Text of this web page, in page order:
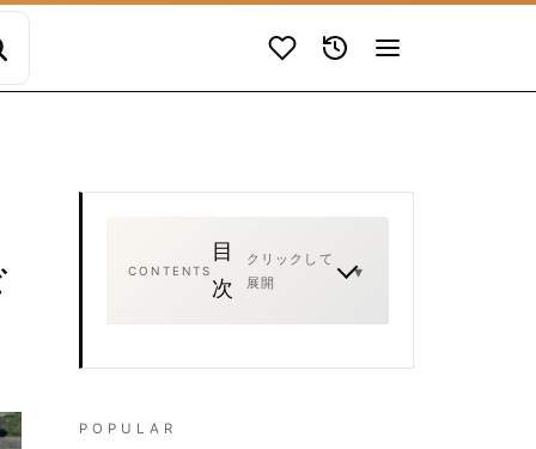
CONTENTS
目
次
クリックして
展開
POPULAR